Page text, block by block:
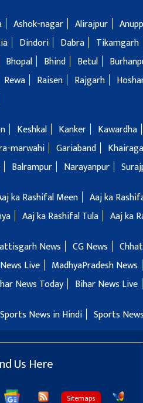
Ashok-nagar Alirajpur
Dindori Dabra Tikamgarh
Bhopal Bhind Betul
Rewa Raisen Rajgarh
Keshkal Kanker Kawardha
marwahi Gariaband
Balrampur Narayanpur
ka Rashifal Meen Aaj ka
Aaj ka Rashifal Tula Aaj ka
News CG News
Live MadhyaPradesh News
News Today Bihar News Live
Sports News in Hindi Sports
Us Here
Sitemaps